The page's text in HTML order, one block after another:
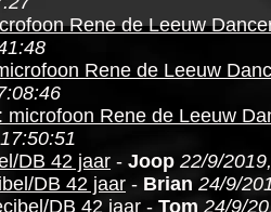
Rene de Leeuw
Rene de Leeuw
microfoon Rene de Leeuw
DB 42 jaar - Joop 22/9/
DB 42 jaar - Brian 24/9/
DB 42 jaar - Tom 24/9/